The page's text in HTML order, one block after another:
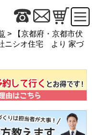
> 【京都府・京都市伏
ニシオ住宅 より 家づ